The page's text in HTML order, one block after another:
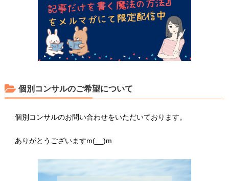
個別コンサルのご希望について
個別コンサルのお問い合わせをいただいております。
ありがとうございますm(__)m